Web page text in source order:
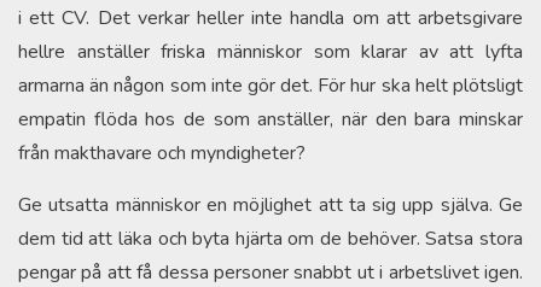
i ett CV. Det verkar heller inte handla om att arbetsgivare
hellre anställer friska människor som klarar av att lyfta
armarna än någon som inte gör det. För hur ska helt plötsligt
empatin flöda hos de som anställer, när den bara minskar
från makthavare och myndigheter?
Ge utsatta människor en möjlighet att ta sig upp själva. Ge
dem tid att läka och byta hjärta om de behöver. Satsa stora
pengar på att få dessa personer snabbt ut i arbetslivet igen.